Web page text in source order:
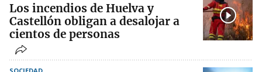
Los incendios de Huelva y
Castellón obligan a desalojar a
cientos de personas